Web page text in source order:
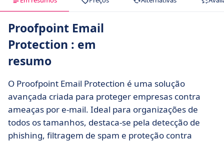
Proofpoint Email
Protection : em
resumo
O Proofpoint Email Protection é uma solução
avançada criada para proteger empresas contra
ameaças por e-mail. Ideal para organizações de
todos os tamanhos, destaca-se pela detecção de
phishing, filtragem de spam e proteção contra